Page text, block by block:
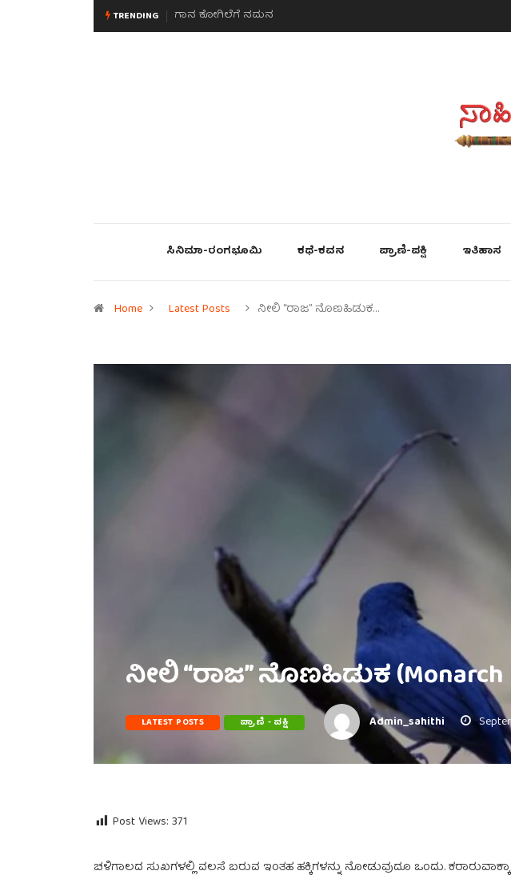
TRENDING ಮನಸಿನ ಸವಿಭಾವ
ಸಿನಿಮಾ-ರಂಗಭೂಮಿ ಕಥೆ-ಕವನ ಪ್ರಾಣಿ-ಪಕ್ಷಿ ಇತಿಹಾಸ
Home Latest Posts ನೀಲಿ “ರಾಜ” ನೊಣಹಿಡುಕ…
ನೀಲಿ “ರಾಜ” ನೊಣಹಿಡುಕ (Monarch
LATEST POSTS ಪ್ರಾಣಿ - ಪಕ್ಷಿ Admin_sahithi
Post Views: 371
ಚಳಿಗಾಲದ ಸುಖಗಳಲ್ಲಿ ವಲಸೆ ಬರುವ ಇಂತಹ ಹಕ್ಕಿಗಳನ್ನು ನೋಡುವುದೂ ಒಂದು.